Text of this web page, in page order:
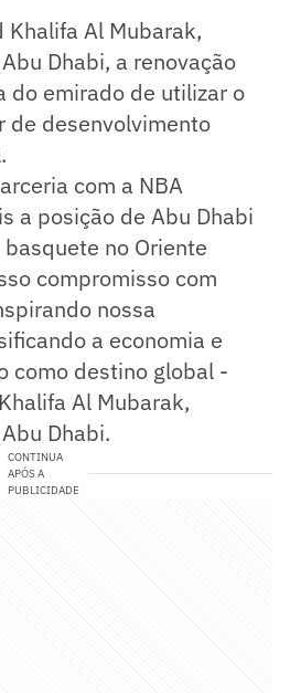
Khalifa Al Mubarak,
Dhabi, a renovação
do emirado de utilizar o
de desenvolvimento
com a NBA
a posição de Abu Dhabi
no Oriente
compromisso com
nossa
a economia e
como destino global -
Al Mubarak,
Dhabi.
CONTINUA
APÓS A
PUBLICIDADE